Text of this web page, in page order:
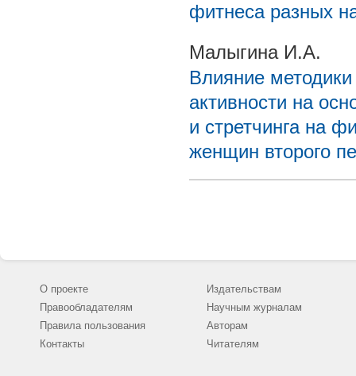
фитнеса разных
Малыгина И.А.
Влияние методики
активности на
и стретчинга на
женщин второго
О проекте
Правообладателям
Правила пользования
Контакты
Издательствам
Научным журналам
Авторам
Читателям